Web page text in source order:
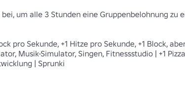
um alle 3 Stunden eine Gruppenbelohnung zu
pro Sekunde, +1 Hitze pro Sekunde, +1 Block,
Musik-Simulator, Singen, Fitnessstudio | +1
| Sprunki